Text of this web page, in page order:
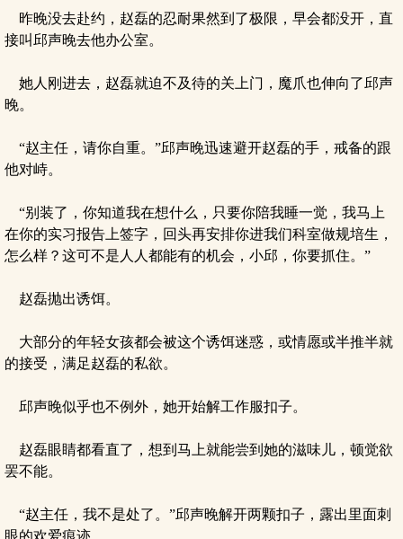
昨晚没去赴约，赵磊的忍耐果然到了极限，早会都没开，直
接叫邱声晚去他办公室。
她人刚进去，赵磊就迫不及待的关上门，魔爪也伸向了邱声
晚。
“赵主任，请你自重。”邱声晚迅速避开赵磊的手，戒备的跟
他对峙。
“别装了，你知道我在想什么，只要你陪我睡一觉，我马上
在你的实习报告上签字，回头再安排你进我们科室做规培生，
怎么样？这可不是人人都能有的机会，小邱，你要抓住。”
赵磊抛出诱饵。
大部分的年轻女孩都会被这个诱饵迷惑，或情愿或半推半就
的接受，满足赵磊的私欲。
邱声晚似乎也不例外，她开始解工作服扣子。
赵磊眼睛都看直了，想到马上就能尝到她的滋味儿，顿觉欲
罢不能。
“赵主任，我不是处了。”邱声晚解开两颗扣子，露出里面刺
眼的欢爱痕迹。